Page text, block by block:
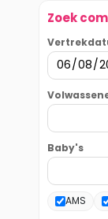
Zoek
Baby's
AMS